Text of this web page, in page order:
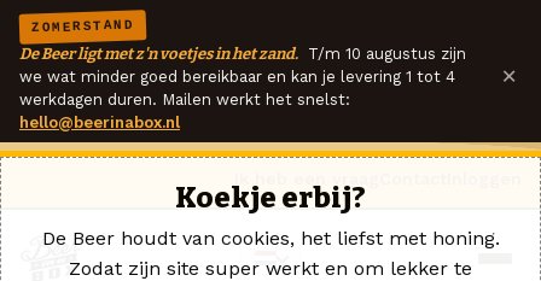
ZOMERSTAND
De Beer ligt met z'n voetjes in het zand. T/m 10 augustus zijn
we wat minder goed bereikbaar en kan je levering 1 tot 4
werkdagen duren. Mailen werkt het snelst:
hello@beerinabox.nl
×
Koekje erbij?
De Beer houdt van cookies, het liefst met honing.
Zodat zijn site super werkt en om lekker te